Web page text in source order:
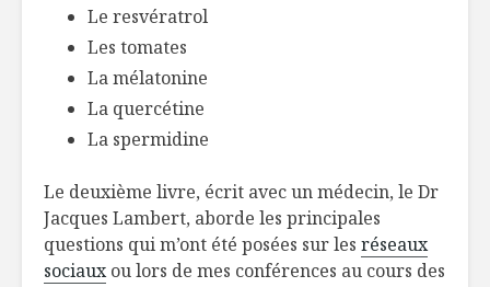
Le resvératrol
Les tomates
La mélatonine
La quercétine
La spermidine
Le deuxième livre, écrit avec un médecin, le Dr
Jacques Lambert, aborde les principales
questions qui m’ont été posées sur les réseaux
sociauxou lors de mes conférences au cours des